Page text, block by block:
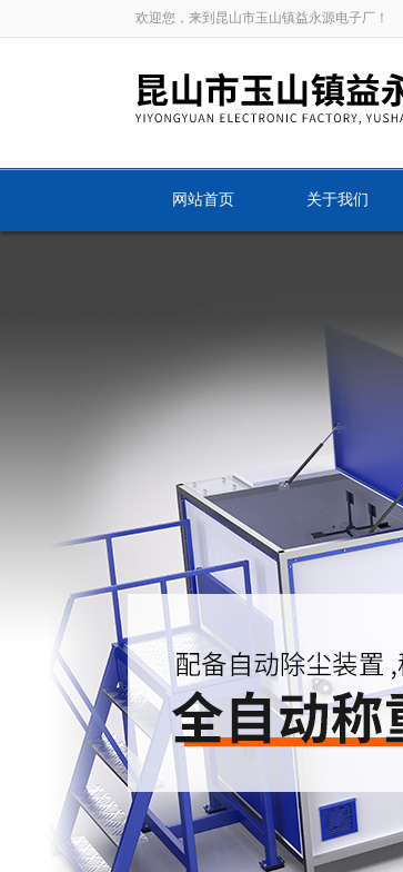
欢迎您，来到昆山市玉山镇益永源电子厂！
网站首页 关于我们